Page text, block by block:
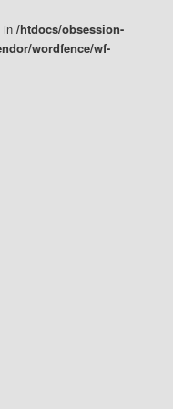
in /htdocs/obsession-
wordfence/wf-